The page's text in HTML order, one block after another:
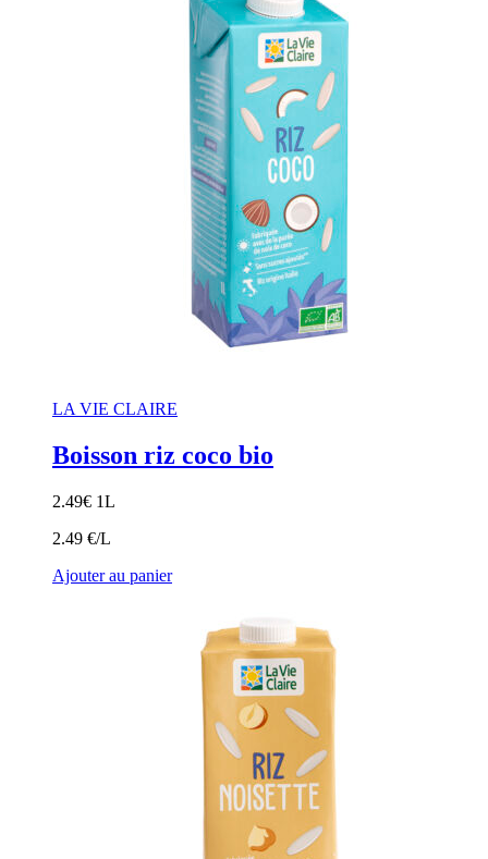
LA VIE CLAIRE
Boisson riz coco bio
2.49€ 1L
2.49 €/L
Ajouter au panier